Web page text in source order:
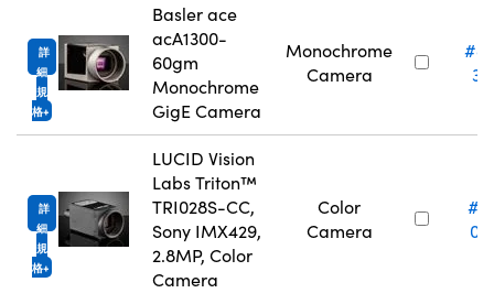
詳
細
規
格
Basler ace
acA1300-
60gm
Monochrome
GigE Camera
Monochrome
Camera
詳
細
規
格
LUCID Vision
Labs Triton™
TRI028S-CC,
Sony IMX429,
2.8MP, Color
Camera
Color
Camera